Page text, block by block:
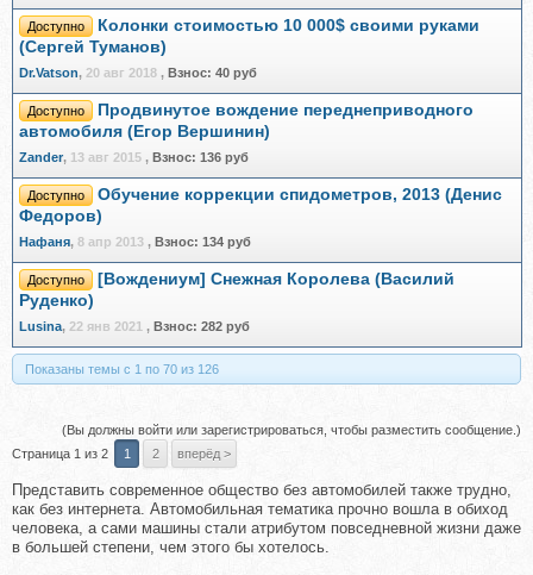
Доступно
Колонки стоимостью 10 000$ своими руками
(Сергей Туманов)
Dr.Vatson, 20 авг 2018 , Взнос: 40 руб
Доступно
Продвинутое вождение переднеприводного
автомобиля (Егор Вершинин)
Zander, 13 авг 2015 , Взнос: 136 руб
Доступно
Обучение коррекции спидометров, 2013 (Денис
Федоров)
Нафаня, 8 апр 2013 , Взнос: 134 руб
Доступно
[Вождениум] Снежная Королева (Василий
Руденко)
Lusina, 22 янв 2021 , Взнос: 282 руб
Показаны темы с 1 по 70 из 126
(Вы должны войти или зарегистрироваться, чтобы разместить сообщение.)
Страница 1 из 2
1 2 вперёд >
Представить современное общество без автомобилей также трудно,
как без интернета. Автомобильная тематика прочно вошла в обиход
человека, а сами машины стали атрибутом повседневной жизни даже
в большей степени, чем этого бы хотелось.